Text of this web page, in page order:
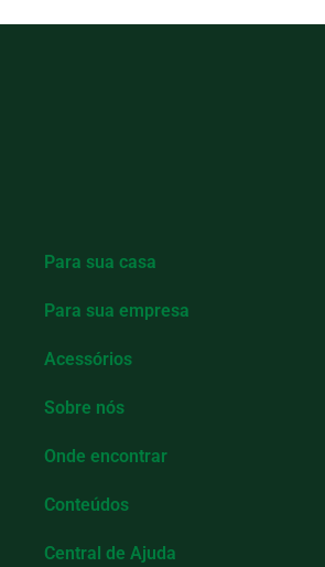
Para sua casa
Para sua empresa
Acessórios
Sobre nós
Onde encontrar
Conteúdos
Central de Ajuda